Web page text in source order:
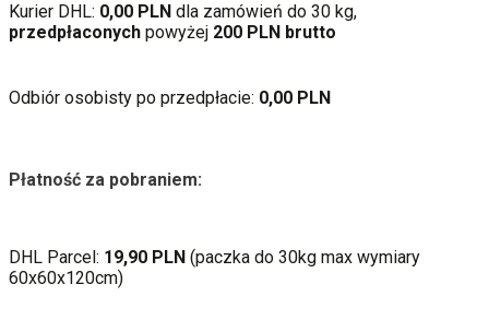
Kurier DHL: 0,00 PLN dla zamówień do 30 kg,
przedpłaconych powyżej 200 PLN brutto
Odbiór osobisty po przedpłacie: 0,00 PLN
Płatność za pobraniem:
DHL Parcel: 19,90 PLN (paczka do 30kg max wymiary
60x60x120cm)